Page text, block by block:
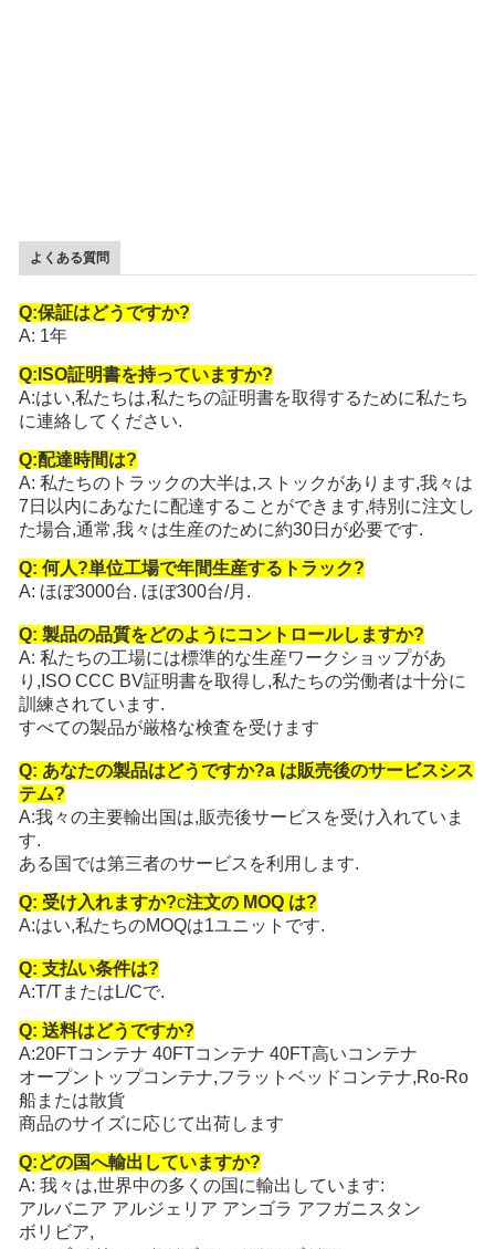
よくある質問
Q:保証はどうですか?
A: 1年
Q:ISO証明書を持っていますか?
A:はい,私たちは,私たちの証明書を取得するために私たち
に連絡してください.
Q:配達時間は?
A: 私たちのトラックの大半は,ストックがあります,我々は
7日以内にあなたに配達することができます,特別に注文し
た場合,通常,我々は生産のために約30日が必要です.
Q: 何人?単位工場で年間生産するトラック?
A: ほぼ3000台. ほぼ300台/月.
Q: 製品の品質をどのようにコントロールしますか?
A: 私たちの工場には標準的な生産ワークショップがあ
り,ISO CCC BV証明書を取得し,私たちの労働者は十分に
訓練されています.
すべての製品が厳格な検査を受けます
Q: あなたの製品はどうですか?a は販売後のサービスシス
テム?
A:我々の主要輸出国は,販売後サービスを受け入れていま
す.
ある国では第三者のサービスを利用します.
Q: 受け入れますか?c注文の MOQ は?
A:はい,私たちのMOQは1ユニットです.
Q: 支払い条件は?
A:T/TまたはL/Cで.
Q: 送料はどうですか?
A:20FTコンテナ 40FTコンテナ 40FT高いコンテナ
オープントップコンテナ,フラットベッドコンテナ,Ro-Ro
船または散貨
商品のサイズに応じて出荷します
Q:どの国へ輸出していますか?
A: 我々は,世界中の多くの国に輸出しています:
アルバニア アルジェリア アンゴラ アフガニスタン
ボリビア,